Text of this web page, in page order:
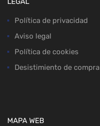
Política de privacidad
Aviso legal
Política de cookies
Desistimiento de compra
MAPA WEB